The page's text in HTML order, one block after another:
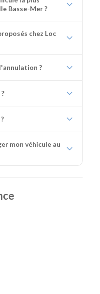
Basse-Mer ?
chez Loc
?
mon véhicule au